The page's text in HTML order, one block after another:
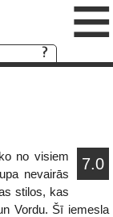
≡
7.0
no visiem
nevairās
stilos, kas
Vordu. Šī iemesla